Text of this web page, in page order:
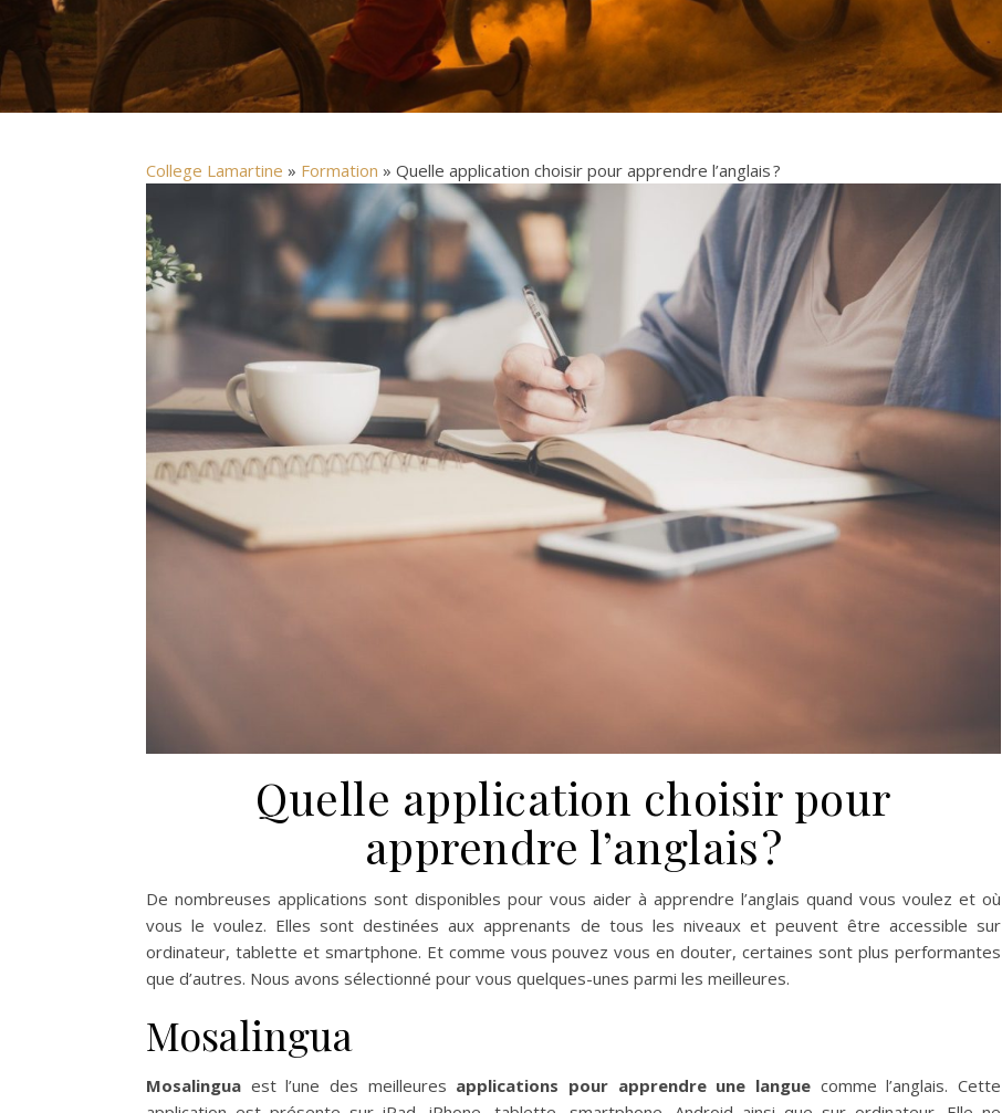
College Lamartine » Formation » Quelle application choisir pour apprendre l’anglais ?
Quelle application choisir pour
apprendre l’anglais ?
De nombreuses applications sont disponibles pour vous aider à apprendre l’anglais quand vous voulez et où
vous le voulez. Elles sont destinées aux apprenants de tous les niveaux et peuvent être accessible sur
ordinateur, tablette et smartphone. Et comme vous pouvez vous en douter, certaines sont plus performantes
que d’autres. Nous avons sélectionné pour vous quelques-unes parmi les meilleures.
Mosalingua
Mosalingua est l’une des meilleures applications pour apprendre une langue comme l’anglais. Cette